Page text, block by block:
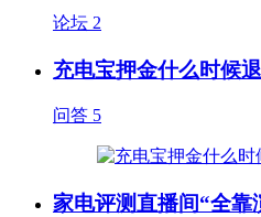
论坛 2
充电宝押金什么时候退
问答 5
家电评测直播间“全靠